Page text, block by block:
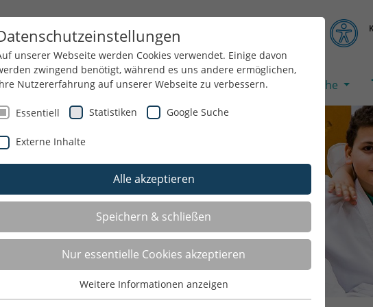
SERVICE
Suche
unserer Webseite werden Cookies verwendet. Einige davon
zwingend benötigt, während es uns andere ermöglichen,
Nutzererfahrung auf unserer Webseite zu verbessern.
Essentiell Statistiken Google Suche
Externe Inhalte
Alle akzeptieren
Speichern & schließen
Nur essentielle Cookies akzeptieren
Weitere Informationen anzeigen